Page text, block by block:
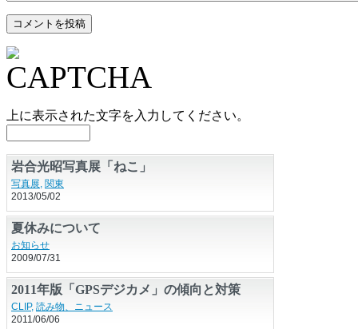
上に表示された文字を入力してください。
岩合光昭写真展「ねこ」
写真展, 関東
2013/05/02
夏休みについて
お知らせ
2009/07/31
2011年版「GPSデジカメ」の傾向と対策
CLIP, 読み物、ニュース
2011/06/06